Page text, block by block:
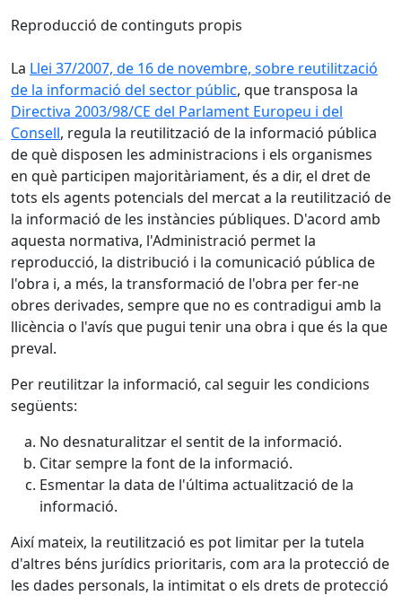
Reproducció de continguts propis
La Llei 37/2007, de 16 de novembre, sobre reutilització
de la informació del sector públic, que transposa la
Directiva 2003/98/CE del Parlament Europeu i del
Consell, regula la reutilització de la informació pública
de què disposen les administracions i els organismes
en què participen majoritàriament, és a dir, el dret de
tots els agents potencials del mercat a la reutilització de
la informació de les instàncies públiques. D'acord amb
aquesta normativa, l'Administració permet la
reproducció, la distribució i la comunicació pública de
l'obra i, a més, la transformació de l'obra per fer-ne
obres derivades, sempre que no es contradigui amb la
llicència o l'avís que pugui tenir una obra i que és la que
preval.
Per reutilitzar la informació, cal seguir les condicions
següents:
No desnaturalitzar el sentit de la informació.
Citar sempre la font de la informació.
Esmentar la data de l'última actualització de la
informació.
Així mateix, la reutilització es pot limitar per la tutela
d'altres béns jurídics prioritaris, com ara la protecció de
les dades personals, la intimitat o els drets de protecció